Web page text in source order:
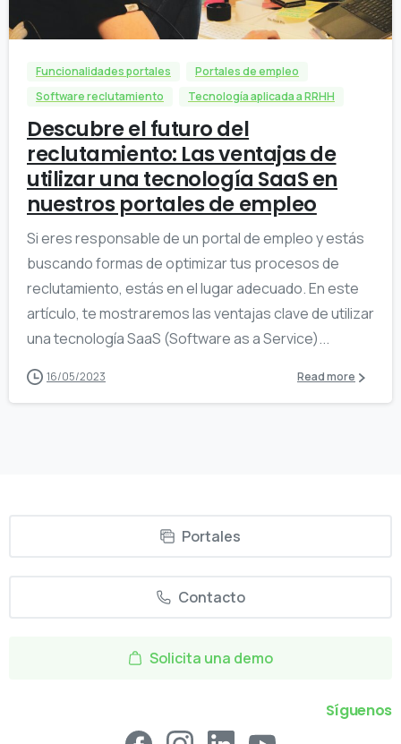
0
Funcionalidades portales
Portales de empleo
Software reclutamiento
Tecnología aplicada a RRHH
Descubre el futuro del
reclutamiento: Las ventajas de
utilizar una tecnología SaaS en
nuestros portales de empleo
Si eres responsable de un portal de empleo y estás
buscando formas de optimizar tus procesos de
reclutamiento, estás en el lugar adecuado. En este
artículo, te mostraremos las ventajas clave de utilizar
una tecnología SaaS (Software as a Service)...
16/05/2023 Read more
Portales
Contacto
Solicita una demo
Síguenos